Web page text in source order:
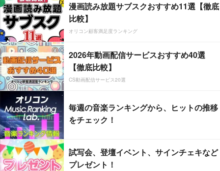
漫画読み放題サブスクおすすめ11選【徹底
比較】
オリコン顧客満足度ランキング
2026年動画配信サービスおすすめ40選
【徹底比較】
CS動画配信サービス20選
毎週の音楽ランキングから、ヒットの推移
をチェック！
試写会、登壇イベント、サインチェキなど
プレゼント！